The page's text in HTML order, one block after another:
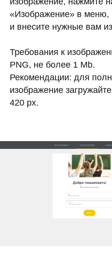
«Изображение» в меню,
и внесите нужные вам
Требования к
PNG, не более 1 Mb.
Рекомендации: для
изображение
420 px.